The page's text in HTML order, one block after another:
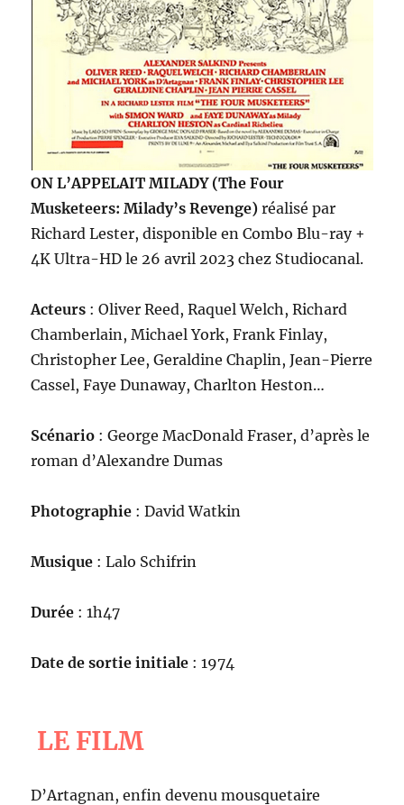
ON L’APPELAIT MILADY (The Four
Musketeers: Milady’s Revenge)réalisé par
Richard Lester, disponible en Combo Blu-ray +
4K Ultra-HD le 26 avril 2023 chez Studiocanal.
Acteurs : Oliver Reed, Raquel Welch, Richard
Chamberlain, Michael York, Frank Finlay,
Christopher Lee, Geraldine Chaplin, Jean-Pierre
Cassel, Faye Dunaway, Charlton Heston…
Scénario : George MacDonald Fraser, d’après le
roman d’Alexandre Dumas
Photographie : David Watkin
Musique : Lalo Schifrin
Durée : 1h47
Date de sortie initiale : 1974
LE FILM
D’Artagnan, enfin devenu mousquetaire